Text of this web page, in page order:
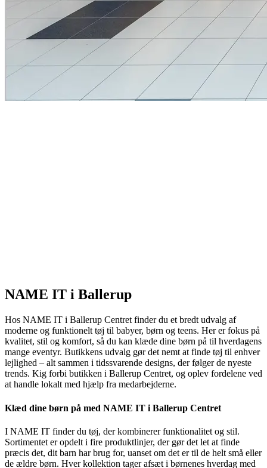
NAME IT i Ballerup
Hos NAME IT i Ballerup Centret finder du et bredt udvalg af
moderne og funktionelt tøj til babyer, børn og teens. Her er fokus på
kvalitet, stil og komfort, så du kan klæde dine børn på til hverdagens
mange eventyr. Butikkens udvalg gør det nemt at finde tøj til enhver
lejlighed – alt sammen i tidssvarende designs, der følger de nyeste
trends. Kig forbi butikken i Ballerup Centret, og oplev fordelene ved
at handle lokalt med hjælp fra medarbejderne.
Klæd dine børn på med NAME IT i Ballerup Centret
I NAME IT finder du tøj, der kombinerer funktionalitet og stil.
Sortimentet er opdelt i fire produktlinjer, der gør det let at finde
præcis det, dit barn har brug for, uanset om det er til de helt små eller
de ældre børn. Hver kollektion tager afsæt i børnenes hverdag med